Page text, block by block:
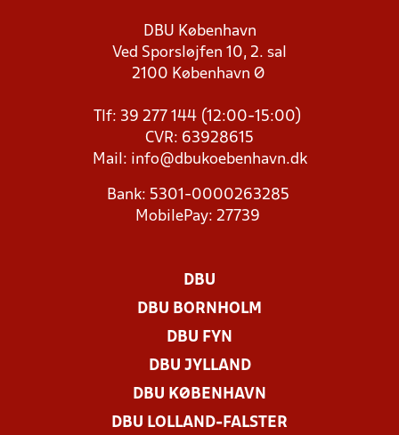
DBU København
Ved Sporsløjfen 10, 2. sal
2100 København Ø
Tlf: 39 277 144 (12:00-15:00)
CVR: 63928615
Mail: info@dbukoebenhavn.dk
Bank: 5301-0000263285
MobilePay: 27739
DBU
DBU BORNHOLM
DBU FYN
DBU JYLLAND
DBU KØBENHAVN
DBU LOLLAND-FALSTER